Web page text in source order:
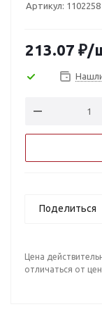
Артикул: 1102258
213.07 ₽/
Поделиться
Цена
отличаться от